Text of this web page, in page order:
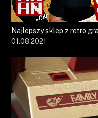
Najlepszy sklep z retro
01.08.2021